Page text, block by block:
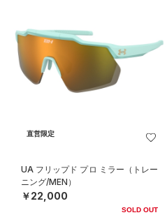
直営限定
UA フリップド プロ ミラー（トレー
ニング/MEN）
￥22,000
SOLD OUT